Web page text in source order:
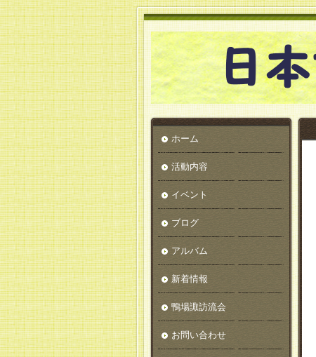
ホーム
活動内容
イベント
ブログ
アルバム
新着情報
鴨場諏訪流会
お問い合わせ